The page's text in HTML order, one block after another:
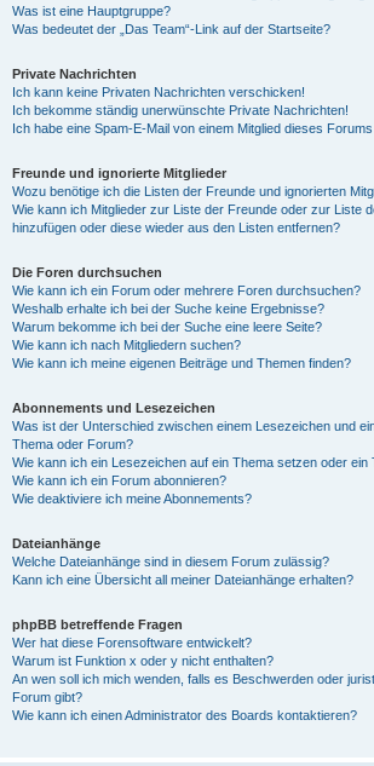
Was ist eine Hauptgruppe?
Was bedeutet der „Das Team“-Link auf der Startseite?
Private Nachrichten
Ich kann keine Privaten Nachrichten verschicken!
Ich bekomme ständig unerwünschte Private Nachrichten!
Ich habe eine Spam-E-Mail von einem Mitglied dieses
Freunde und ignorierte Mitglieder
Wozu benötige ich die Listen der Freunde und ignorierten
Wie kann ich Mitglieder zur Liste der Freunde oder zur Liste
hinzufügen oder diese wieder aus den Listen entfernen?
Die Foren durchsuchen
Wie kann ich ein Forum oder mehrere Foren durchsuchen?
Weshalb erhalte ich bei der Suche keine Ergebnisse?
Warum bekomme ich bei der Suche eine leere Seite?
Wie kann ich nach Mitgliedern suchen?
Wie kann ich meine eigenen Beiträge und Themen finden?
Abonnements und Lesezeichen
Was ist der Unterschied zwischen einem Lesezeichen und
Thema oder Forum?
Wie kann ich ein Lesezeichen auf ein Thema setzen oder ein
Wie kann ich ein Forum abonnieren?
Wie deaktiviere ich meine Abonnements?
Dateianhänge
Welche Dateianhänge sind in diesem Forum zulässig?
Kann ich eine Übersicht all meiner Dateianhänge erhalten?
phpBB betreffende Fragen
Wer hat diese Forensoftware entwickelt?
Warum ist Funktion x oder y nicht enthalten?
An wen soll ich mich wenden, falls es Beschwerden oder
Forum gibt?
Wie kann ich einen Administrator des Boards kontaktieren?